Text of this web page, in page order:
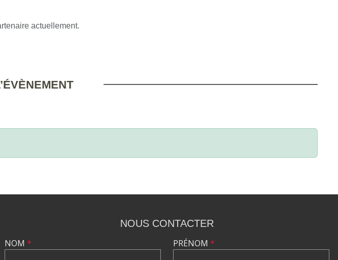
actuellement.
NOUS CONTACTER
NOM * PRÉNOM *